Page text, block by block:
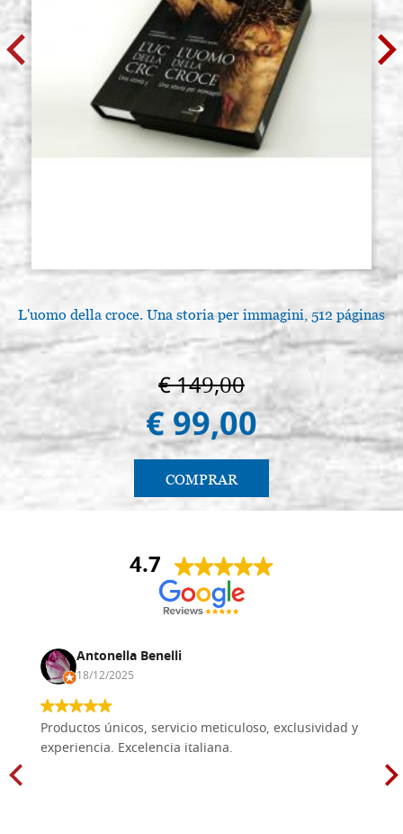
L'uomo della croce. Una storia per immagini, 512 páginas
€ 149,00
€ 99,00
COMPRAR
4.7
Antonella Benelli
18/12/2025
Productos únicos, servicio meticuloso, exclusividad y
experiencia. Excelencia italiana.